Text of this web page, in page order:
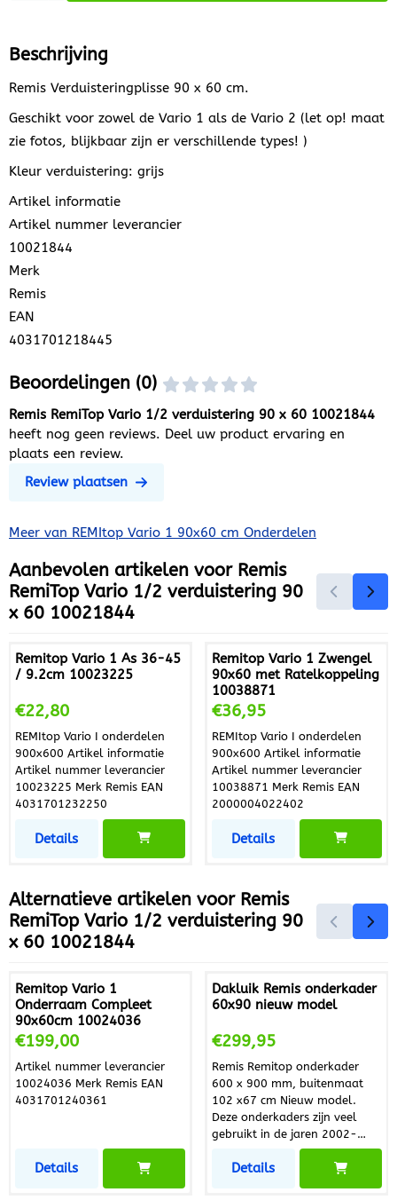
Beschrijving
Remis Verduisteringplisse 90 x 60 cm.
Geschikt voor zowel de Vario 1 als de Vario 2 (let op! maat
zie fotos, blijkbaar zijn er verschillende types! )
Kleur verduistering: grijs
Artikel informatie
Artikel nummer leverancier
10021844
Merk
Remis
EAN
4031701218445
Beoordelingen (0)
Remis RemiTop Vario 1/2 verduistering 90 x 60 10021844
heeft nog geen reviews. Deel uw product ervaring en
plaats een review.
Review plaatsen
Meer van REMItop Vario 1 90x60 cm Onderdelen
Aanbevolen artikelen voor Remis
RemiTop Vario 1/2 verduistering 90
x 60 10021844
Remitop Vario 1 As 36-45
/ 9.2cm 10023225
Prijs: 22,80
€22,80
REMItop Vario I onderdelen
900x600 Artikel informatie
Artikel nummer leverancier
10023225 Merk Remis EAN
4031701232250
Details
Remitop Vario 1 Zwengel
90x60 met Ratelkoppeling
10038871
Prijs: 36,95
€36,95
REMItop Vario I onderdelen
900x600 Artikel informatie
Artikel nummer leverancier
10038871 Merk Remis EAN
2000004022402
Details
Alternatieve artikelen voor Remis
RemiTop Vario 1/2 verduistering 90
x 60 10021844
Remitop Vario 1
Onderraam Compleet
90x60cm 10024036
Prijs: 199,00
€199,00
Artikel nummer leverancier
10024036 Merk Remis EAN
4031701240361
Details
Dakluik Remis onderkader
60x90 nieuw model
Prijs: 299,95
€299,95
Remis Remitop onderkader
600 x 900 mm, buitenmaat
102 x67 cm Nieuw model.
Deze onderkaders zijn veel
gebruikt in de jaren 2002-
2006 bij Chateau , Hobby ,
Home Car. Dit onderkader is
voorzien van hor en
Details